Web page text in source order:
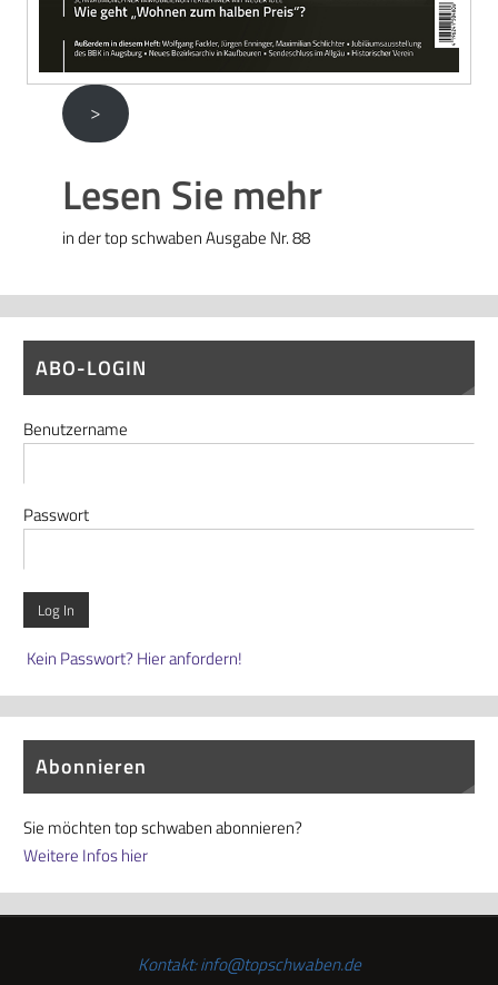
>
Lesen Sie mehr
in der top schwaben Ausgabe Nr. 88
ABO-LOGIN
Benutzername
Passwort
Kein Passwort? Hier anfordern!
Abonnieren
Sie möchten top schwaben abonnieren?
Weitere Infos hier
Kontakt: info@topschwaben.de